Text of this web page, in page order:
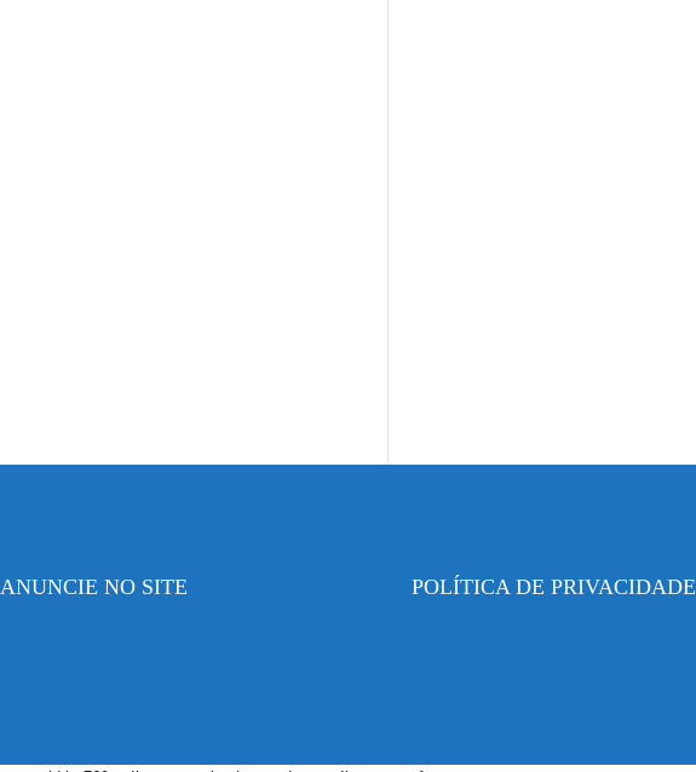
ANUNCIE NO SITE POLÍTICA DE PRIVACIDADE